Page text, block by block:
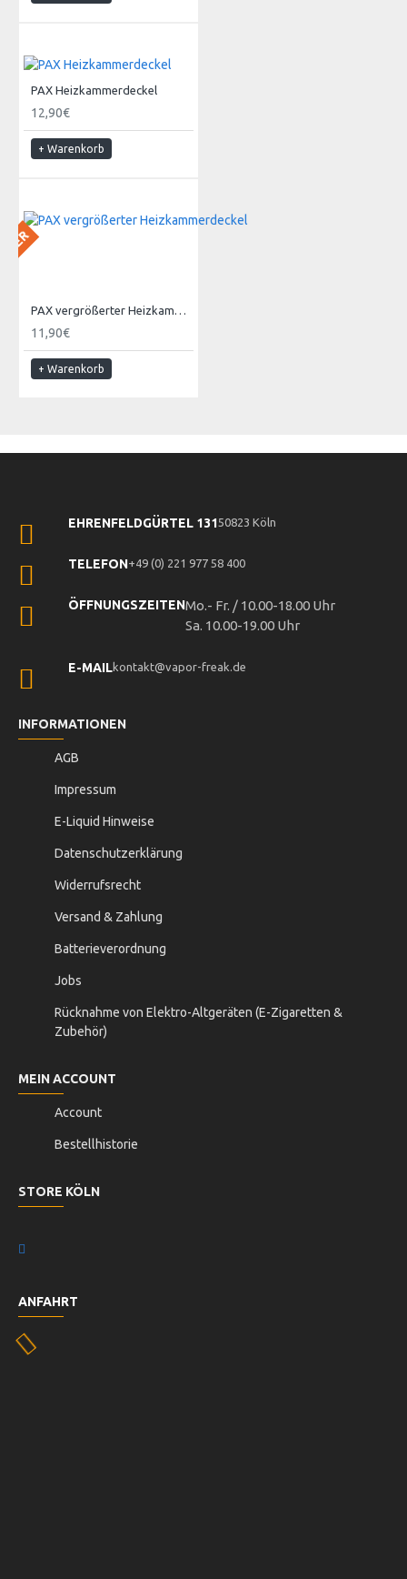
PAX Heizkammerdeckel
12,90€
+ Warenkorb
11,90€
+ Warenkorb
EHRENFELDGÜRTEL 13150823 Köln
TELEFON+49 (0) 221 977 58 400
ÖFFNUNGSZEITENMo.- Fr. / 10.00-18.00 Uhr
Sa. 10.00-19.00 Uhr
E-MAILkontakt@vapor-freak.de
INFORMATIONEN
AGB
Impressum
E-Liquid Hinweise
Datenschutzerklärung
Widerrufsrecht
Versand & Zahlung
Batterieverordnung
Jobs
Rücknahme von Elektro-Altgeräten (E-Zigaretten &
Zubehör)
MEIN ACCOUNT
Account
Bestellhistorie
STORE KÖLN
ANFAHRT